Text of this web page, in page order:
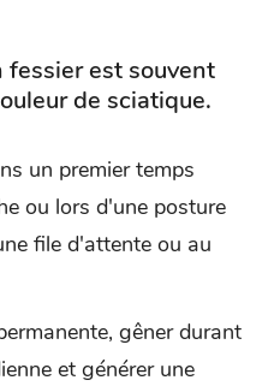
est souvent
de sciatique.
un premier temps
ou lors d'une posture
file d'attente ou au
gêner durant
et générer une